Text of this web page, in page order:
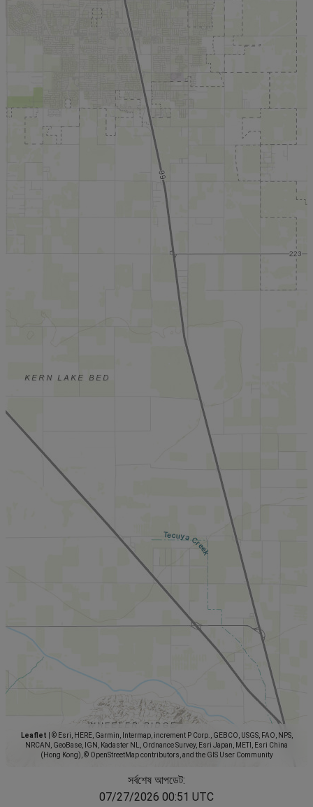
Leaflet
© Esri, HERE, Garmin, Intermap, increment P Corp., GEBCO, USGS, FAO, NPS,
NRCAN, GeoBase, IGN, Kadaster NL, Ordnance Survey, Esri Japan, METI, Esri China
(Hong Kong), © OpenStreetMap contributors, and the GIS User Community
সর্বশেষ আপডেট:
07/27/2026 00:51 UTC